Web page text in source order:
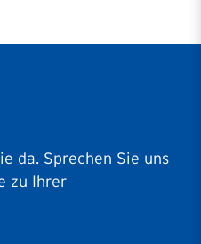
da. Sprechen Sie uns
zu Ihrer